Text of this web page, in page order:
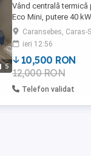
5
Vând centrală termică
Eco Mini, putere 40
bună de funcționare.
achiziționată în anul
pentru încălzirea
sau spațiilor cu
tehnice: * Model:
Combustibil: peleți * ...
Caransebes, Caras-
ieri 12:56
10,500 RON
12,000 RON
Telefon validat